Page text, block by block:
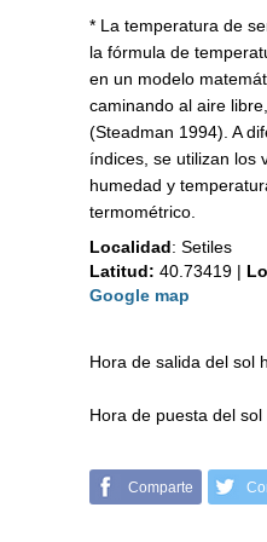
* La temperatura de
la fórmula de
en un modelo
caminando al aire
(Steadman 1994). A
índices, se utilizan los
humedad y
termométrico.
Localidad: Setiles
Latitud: 40.73419 |
Google map
Hora de salida del sol
Hora de puesta del
Comparte